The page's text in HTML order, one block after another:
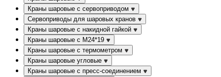
Краны шаровые с сервоприводом
Сервоприводы для шаровых кранов
Краны шаровые с накидной гайкой
Краны шаровые с М24*19
Краны шаровые с термометром
Краны шаровые угловые
Краны шаровые c пресс-соединением